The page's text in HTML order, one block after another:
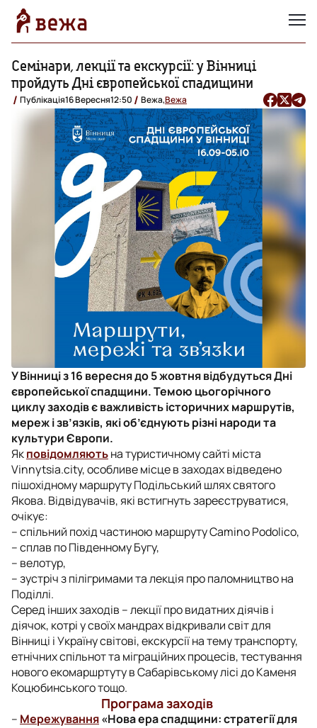
Семінари, лекції та екскурсії: у Вінниці
пройдуть Дні європейської спадищини
Публікація16 Вересня12:50 Вежа,Вежа
У Вінниці з 16 вересня до 5 жовтня відбудуться Дні
європейської спадщини. Темою цьогорічного
циклу заходів є важливість історичних маршрутів,
мереж і зв’язків, які об’єднують різні народи та
культури Європи.
Якповідомляютьна туристичному сайті міста
Vinnytsia.city, особливе місце в заходах відведено
пішохідному маршруту Подільський шлях святого
Якова. Відвідувачів, які встигнуть зареєструватися,
очікує:
– спільний похід частиною маршруту Camino Podolico,
– сплав по Південному Бугу,
– велотур,
– зустріч з пілігримами та лекція про паломництво на
Поділлі.
Серед інших заходів – лекції про видатних діячів і
діячок, котрі у своїх мандрах відкривали світ для
Вінниці і Україну світові, екскурсії на тему транспорту,
етнічних спільнот та міграційних процесів, тестування
нового екомаршртуту в Сабарівському лісі до Каменя
Коцюбинського тощо.
Програма заходів
– Мережування«Нова ера спадщини: стратегії для